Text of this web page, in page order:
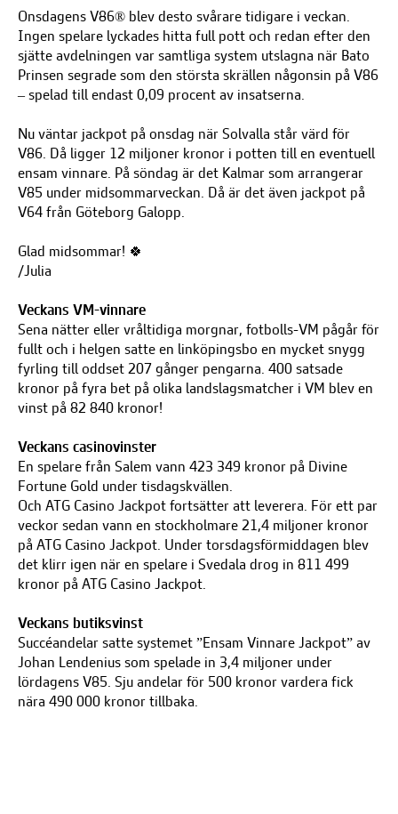
Onsdagens V86® blev desto svårare tidigare i veckan.
Ingen spelare lyckades hitta full pott och redan efter den
sjätte avdelningen var samtliga system utslagna när Bato
Prinsen segrade som den största skrällen någonsin på V86
– spelad till endast 0,09 procent av insatserna.
Nu väntar jackpot på onsdag när Solvalla står värd för
V86. Då ligger 12 miljoner kronor i potten till en eventuell
ensam vinnare. På söndag är det Kalmar som arrangerar
V85 under midsommarveckan. Då är det även jackpot på
V64 från Göteborg Galopp.
Glad midsommar! 🍀
/Julia
Veckans VM-vinnare
Sena nätter eller vråltidiga morgnar, fotbolls-VM pågår för
fullt och i helgen satte en linköpingsbo en mycket snygg
fyrling till oddset 207 gånger pengarna. 400 satsade
kronor på fyra bet på olika landslagsmatcher i VM blev en
vinst på 82 840 kronor!
Veckans casinovinster
En spelare från Salem vann 423 349 kronor på Divine
Fortune Gold under tisdagskvällen.
Och ATG Casino Jackpot fortsätter att leverera. För ett par
veckor sedan vann en stockholmare 21,4 miljoner kronor
på ATG Casino Jackpot. Under torsdagsförmiddagen blev
det klirr igen när en spelare i Svedala drog in 811 499
kronor på ATG Casino Jackpot.
Veckans butiksvinst
Succéandelar satte systemet ”Ensam Vinnare Jackpot” av
Johan Lendenius som spelade in 3,4 miljoner under
lördagens V85. Sju andelar för 500 kronor vardera fick
nära 490 000 kronor tillbaka.